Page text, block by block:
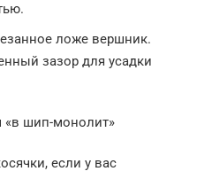
ложе вершник.
зазор для усадки
шип-монолит»
если у вас